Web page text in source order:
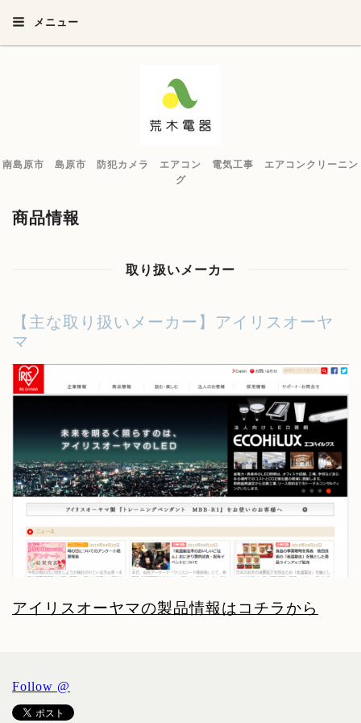
メニュー
南島原市 島原市 防犯カメラ エアコン 電気工事 エアコンクリーニン
グ
商品情報
取り扱いメーカー
【主な取り扱いメーカー】アイリスオーヤ
マ
アイリスオーヤマの製品情報はコチラから
Follow @